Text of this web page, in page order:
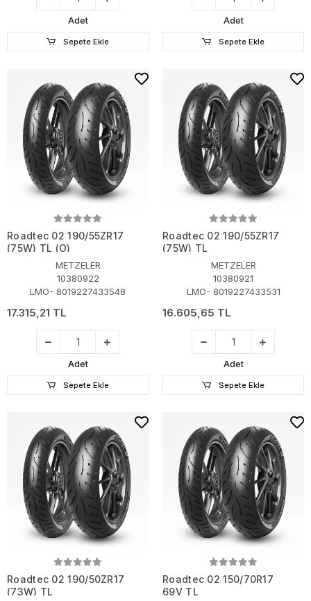
Adet
Sepete Ekle
Adet
Sepete Ekle
Roadtec 02 190/55ZR17
(75W) TL (O)
METZELER
10380922
LMO- 8019227433548
17.315,21 TL
Adet
Sepete Ekle
Roadtec 02 190/55ZR17
(75W) TL
METZELER
10380921
LMO- 8019227433531
16.605,65 TL
Adet
Sepete Ekle
Roadtec 02 190/50ZR17
(73W) TL
Roadtec 02 150/70R17
69V TL